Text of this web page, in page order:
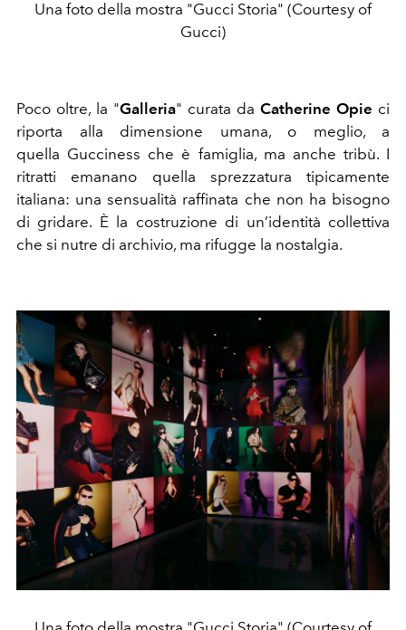
Una foto della mostra "Gucci Storia" (Courtesy of
Gucci)
Poco oltre, la "Galleria" curata da Catherine Opie ci
riporta alla dimensione umana, o meglio, a
quella Gucciness che è famiglia, ma anche tribù. I
ritratti emanano quella sprezzatura tipicamente
italiana: una sensualità raffinata che non ha bisogno
di gridare. È la costruzione di un’identità collettiva
che si nutre di archivio, ma rifugge la nostalgia.